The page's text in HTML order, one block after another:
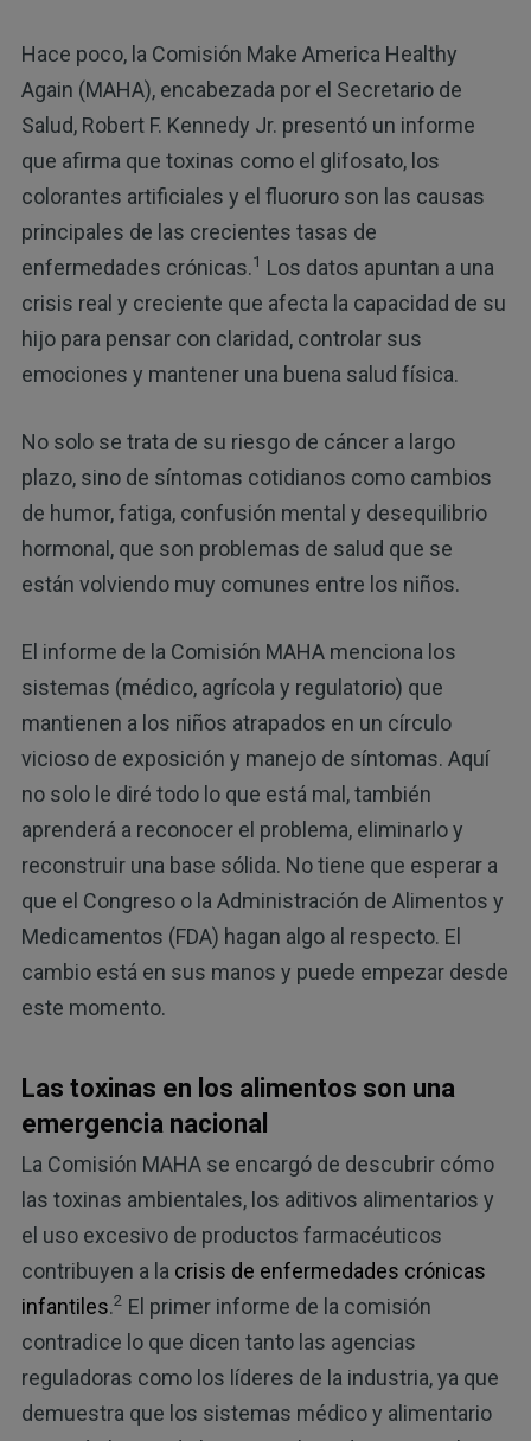
Hace poco, la Comisión Make America Healthy
Again (MAHA), encabezada por el Secretario de
Salud, Robert F. Kennedy Jr. presentó un informe
que afirma que toxinas como el glifosato, los
colorantes artificiales y el fluoruro son las causas
principales de las crecientes tasas de
enfermedades crónicas.1 Los datos apuntan a una
crisis real y creciente que afecta la capacidad de su
hijo para pensar con claridad, controlar sus
emociones y mantener una buena salud física.
No solo se trata de su riesgo de cáncer a largo
plazo, sino de síntomas cotidianos como cambios
de humor, fatiga, confusión mental y desequilibrio
hormonal, que son problemas de salud que se
están volviendo muy comunes entre los niños.
El informe de la Comisión MAHA menciona los
sistemas (médico, agrícola y regulatorio) que
mantienen a los niños atrapados en un círculo
vicioso de exposición y manejo de síntomas. Aquí
no solo le diré todo lo que está mal, también
aprenderá a reconocer el problema, eliminarlo y
reconstruir una base sólida. No tiene que esperar a
que el Congreso o la Administración de Alimentos y
Medicamentos (FDA) hagan algo al respecto. El
cambio está en sus manos y puede empezar desde
este momento.
Las toxinas en los alimentos son una
emergencia nacional
La Comisión MAHA se encargó de descubrir cómo
las toxinas ambientales, los aditivos alimentarios y
el uso excesivo de productos farmacéuticos
contribuyen a la crisis de enfermedades crónicas
infantiles.2 El primer informe de la comisión
contradice lo que dicen tanto las agencias
reguladoras como los líderes de la industria, ya que
demuestra que los sistemas médico y alimentario